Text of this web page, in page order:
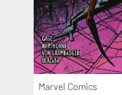
Marvel Comics